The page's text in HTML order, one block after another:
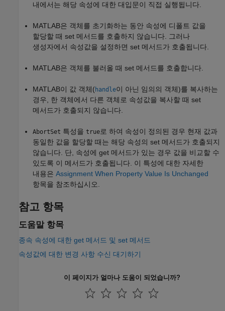
내에서는 해당 속성에 대한 대입문이 직접 실행됩니다.
MATLAB은 객체를 초기화하는 동안 속성에 디폴트 값을
할당할 때 set 메서드를 호출하지 않습니다. 그러나
생성자에서 속성값을 설정하면 set 메서드가 호출됩니다.
MATLAB은 객체를 불러올 때 set 메서드를 호출합니다.
MATLAB이 값 객체(handle이 아닌 임의의 객체)를 복사하는
경우, 한 객체에서 다른 객체로 속성값을 복사할 때 set
메서드가 호출되지 않습니다.
AbortSet 특성을 true로 하여 속성이 정의된 경우 현재 값과
동일한 값을 할당할 때는 해당 속성의 set 메서드가 호출되지
않습니다. 단, 속성에 get 메서드가 있는 경우 값을 비교할 수
있도록 이 메서드가 호출됩니다. 이 특성에 대한 자세한
내용은 Assignment When Property Value Is Unchanged
항목을 참조하십시오.
참고 항목
도움말 항목
종속 속성에 대한 get 메서드 및 set 메서드
속성값에 대한 변경 사항 수신 대기하기
이 페이지가 얼마나 도움이 되었습니까?